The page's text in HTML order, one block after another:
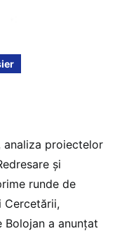
analiza proiectelor
și
runde de
Cercetării,
Bolojan a anunțat